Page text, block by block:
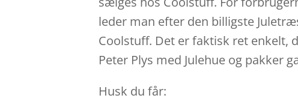
leder man efter den billigste
Coolstuff. Det er faktisk ret enkelt,
Peter Plys med Julehue og pakker
Husk du får: